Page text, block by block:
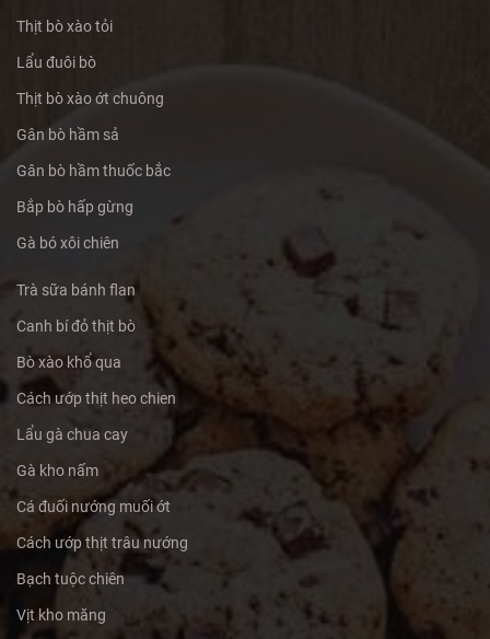
Thịt bò xào tỏi
Lẩu đuôi bò
Thịt bò xào ớt chuông
Gân bò hầm sả
Gân bò hầm thuốc bắc
Bắp bò hấp gừng
Gà bó xôi chiên
Trà sữa bánh flan
Canh bí đỏ thịt bò
Bò xào khổ qua
Cách ướp thịt heo chien
Lẩu gà chua cay
Gà kho nấm
Cá đuối nướng muối ớt
Cách ướp thịt trâu nướng
Bạch tuộc chiên
Vịt kho măng